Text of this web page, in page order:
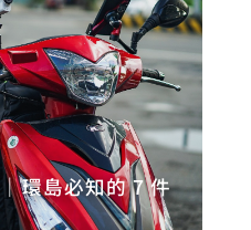
環島必知的 7 件